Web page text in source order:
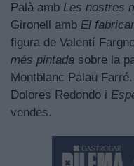
Palà amb Les nostres
Gironell amb El
figura de Valentí
més pintada sobre la
Montblanc Palau
Dolores Redondo i
vendes.